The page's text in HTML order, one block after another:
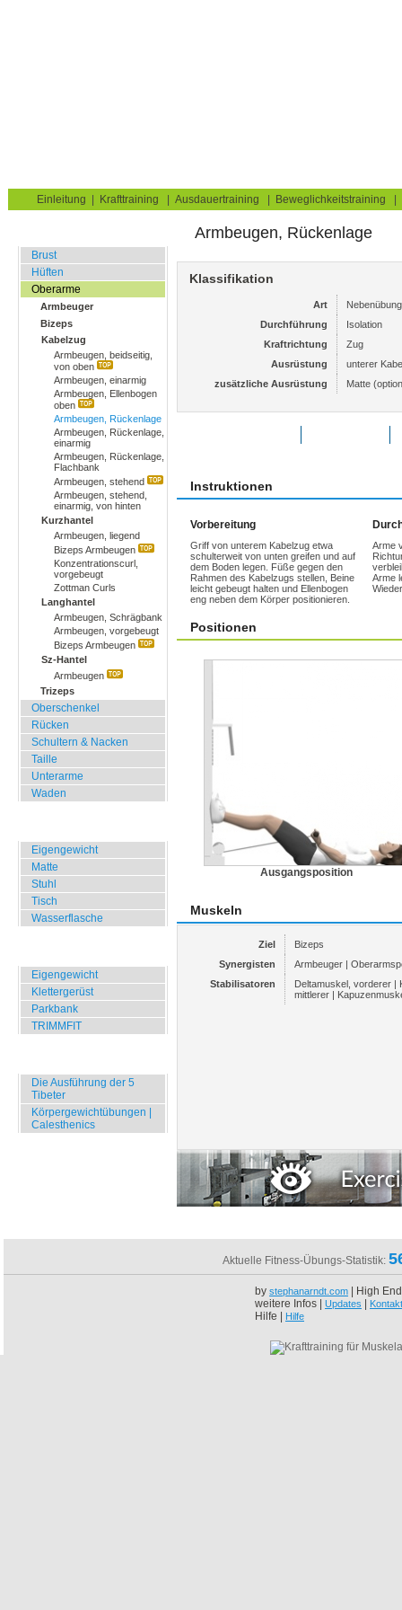
Einleitung Krafttraining Ausdauertraining Beweglichkeitstraining
Brust
Hüften
Oberarme
Armbeuger
Bizeps
Kabelzug
Armbeugen, beidseitig,
von oben
Armbeugen, einarmig
Armbeugen, Ellenbogen
oben
Armbeugen, Rückenlage
Armbeugen, Rückenlage,
einarmig
Armbeugen, Rückenlage,
Flachbank
Armbeugen, stehend
Armbeugen, stehend,
einarmig, von hinten
Kurzhantel
Armbeugen, liegend
Bizeps Armbeugen
Konzentrationscurl,
vorgebeugt
Zottman Curls
Langhantel
Armbeugen, Schrägbank
Armbeugen, vorgebeugt
Bizeps Armbeugen
Sz-Hantel
Armbeugen
Trizeps
Oberschenkel
Rücken
Schultern & Nacken
Taille
Unterarme
Waden
Eigengewicht
Matte
Stuhl
Tisch
Wasserflasche
Eigengewicht
Klettergerüst
Parkbank
TRIMMFIT
Die Ausführung der 5
Tibeter
Körpergewichtübungen |
Calesthenics
Armbeugen, Rückenlage
Klassifikation
Art
Nebenübung
Durchführung
Isolation
Kraftrichtung
Zug
Ausrüstung
unterer
zusätzliche Ausrüstung
Matte
Instruktionen
Vorbereitung
Griff von unterem Kabelzug etwa
schulterweit von unten greifen und auf
dem Boden legen. Füße gegen den
Rahmen des Kabelzugs stellen, Beine
leicht gebeugt halten und Ellenbogen
eng neben dem Körper positionieren.
Arme
Arme
Positionen
Ausgangsposition
Muskeln
Ziel
Bizeps
Synergisten
Armbeuger |
Stabilisatoren
Deltamuskel, vorderer |
mittlerer |
Aktuelle Fitness-Übungs-Statistik:
by stephanarndt.com | High
weitere Infos | Updates Kontakt
Hilfe | Hilfe